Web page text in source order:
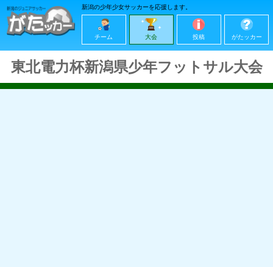
新潟の少年少女サッカーを応援します。
チーム 大会 投稿 がたッカー
東北電力杯新潟県少年フットサル大会